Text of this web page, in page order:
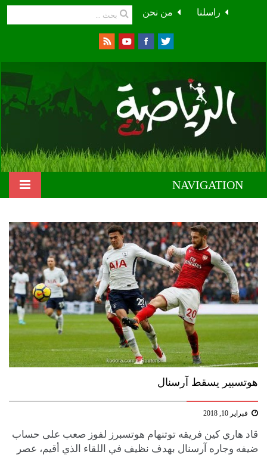
من نحن راسلنا
NAVIGATION
هوتسبير يسقط آرسنال
فبراير 10, 2018
قاد هاري كين فريقه توتنهام هوتسبرز لفوز صعب على حساب
ضيفه وجاره آرسنال بهدف نظيف في اللقاء الذي أقيم، عصر